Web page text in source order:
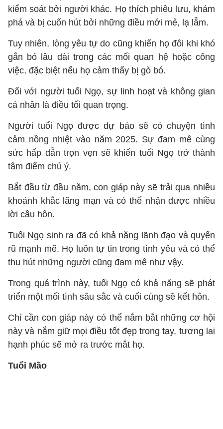
kiểm soát bởi người khác. Họ thích phiêu lưu, khám
phá và bị cuốn hút bởi những điều mới mẻ, lạ lẫm.
Tuy nhiên, lòng yêu tự do cũng khiến họ đôi khi khó
gắn bó lâu dài trong các mối quan hệ hoặc công
việc, đặc biệt nếu họ cảm thấy bị gò bó.
Đối với người tuổi Ngọ, sự linh hoạt và không gian
cá nhân là điều tối quan trọng.
Người tuổi Ngọ được dự báo sẽ có chuyện tình
cảm nồng nhiệt vào năm 2025. Sự đam mê cùng
sức hấp dẫn trọn vẹn sẽ khiến tuổi Ngọ trở thành
tâm điểm chú ý.
Bắt đầu từ đầu năm, con giáp này sẽ trải qua nhiều
khoảnh khắc lãng mạn và có thể nhận được nhiều
lời cầu hôn.
Tuổi Ngọ sinh ra đã có khả năng lãnh đạo và quyến
rũ mạnh mẽ. Họ luôn tự tin trong tình yêu và có thể
thu hút những người cũng đam mê như vậy.
Trong quá trình này, tuổi Ngọ có khả năng sẽ phát
triển một mối tình sâu sắc và cuối cùng sẽ kết hôn.
Chỉ cần con giáp này có thể nắm bắt những cơ hội
này và nắm giữ mọi điều tốt đẹp trong tay, tương lai
hạnh phúc sẽ mở ra trước mắt họ.
Tuổi Mão